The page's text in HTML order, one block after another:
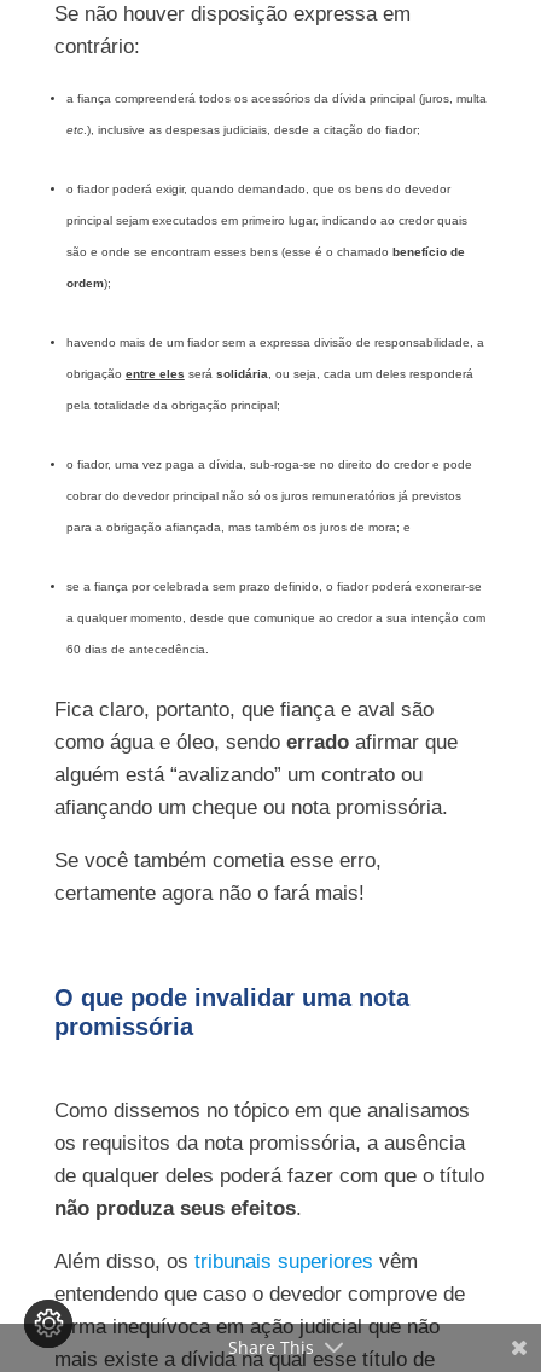
Se não houver disposição expressa em
contrário:
a fiança compreenderá todos os acessórios da dívida principal (juros, multa
etc.), inclusive as despesas judiciais, desde a citação do fiador;
o fiador poderá exigir, quando demandado, que os bens do devedor
principal sejam executados em primeiro lugar, indicando ao credor quais
são e onde se encontram esses bens (esse é o chamado benefício de
ordem);
havendo mais de um fiador sem a expressa divisão de responsabilidade, a
obrigação entre eles será solidária , ou seja, cada um deles responderá
pela totalidade da obrigação principal;
o fiador, uma vez paga a dívida, sub-roga-se no direito do credor e pode
cobrar do devedor principal não só os juros remuneratórios já previstos
para a obrigação afiançada, mas também os juros de mora; e
se a fiança por celebrada sem prazo definido, o fiador poderá exonerar-se
a qualquer momento, desde que comunique ao credor a sua intenção com
60 dias de antecedência.
Fica claro, portanto, que fiança e aval são
como água e óleo, sendo erradoafirmar que
alguém está “avalizando” um contrato ou
afiançando um cheque ou nota promissória.
Se você também cometia esse erro,
certamente agora não o fará mais!
O que pode invalidar uma nota
promissória
Como dissemos no tópico em que analisamos
os requisitos da nota promissória, a ausência
de qualquer deles poderá fazer com que o título
não produza seus efeitos.
Além disso, os tribunais superiores vêm
entendendo que caso o devedor comprove de
forma inequívoca em ação judicial que não
mais existe a dívida na qual esse título de
Share This